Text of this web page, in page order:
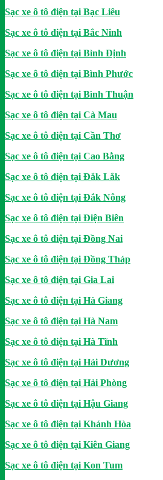
Sạc xe ô tô điện tại Bạc Liêu
Sạc xe ô tô điện tại Bắc Ninh
Sạc xe ô tô điện tại Bình Định
Sạc xe ô tô điện tại Bình Phước
Sạc xe ô tô điện tại Bình Thuận
Sạc xe ô tô điện tại Cà Mau
Sạc xe ô tô điện tại Cần Thơ
Sạc xe ô tô điện tại Cao Bằng
Sạc xe ô tô điện tại Đắk Lắk
Sạc xe ô tô điện tại Đắk Nông
Sạc xe ô tô điện tại Điện Biên
Sạc xe ô tô điện tại Đồng Nai
Sạc xe ô tô điện tại Đồng Tháp
Sạc xe ô tô điện tại Gia Lai
Sạc xe ô tô điện tại Hà Giang
Sạc xe ô tô điện tại Hà Nam
Sạc xe ô tô điện tại Hà Tĩnh
Sạc xe ô tô điện tại Hải Dương
Sạc xe ô tô điện tại Hải Phòng
Sạc xe ô tô điện tại Hậu Giang
Sạc xe ô tô điện tại Khánh Hòa
Sạc xe ô tô điện tại Kiên Giang
Sạc xe ô tô điện tại Kon Tum